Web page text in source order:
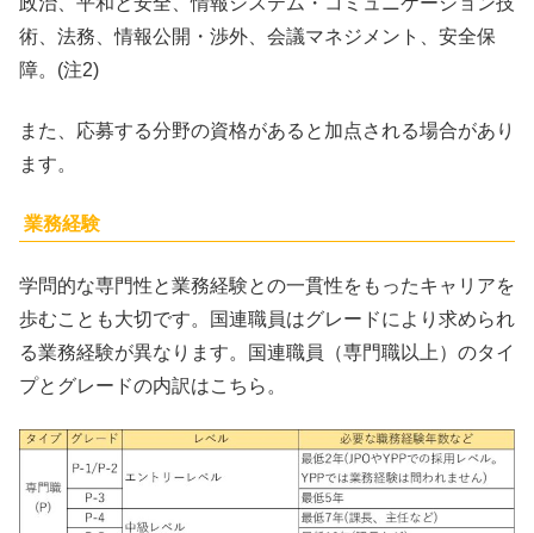
術、法務、情報公開・渉外、会議マネジメント、安全保
障。(注2)
また、応募する分野の資格があると加点される場合があり
ます。
業務経験
学問的な専門性と業務経験との一貫性をもったキャリアを
歩むことも大切です。国連職員はグレードにより求められ
る業務経験が異なります。国連職員（専門職以上）のタイ
プとグレードの内訳はこちら。